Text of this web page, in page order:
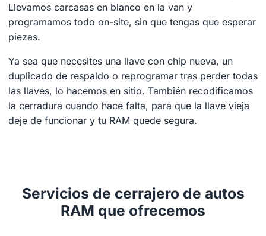
Llevamos carcasas en blanco en la van y
programamos todo on-site, sin que tengas que esperar
piezas.
Ya sea que necesites una llave con chip nueva, un
duplicado de respaldo o reprogramar tras perder todas
las llaves, lo hacemos en sitio. También recodificamos
la cerradura cuando hace falta, para que la llave vieja
deje de funcionar y tu RAM quede segura.
Servicios de cerrajero de autos
RAM que ofrecemos